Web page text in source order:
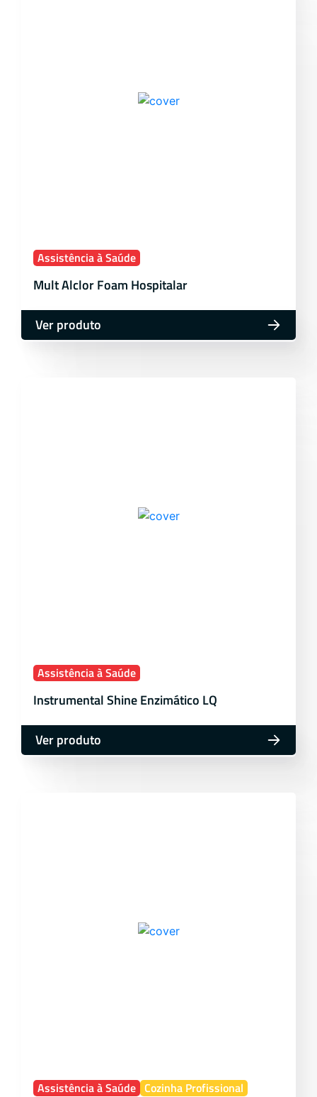
Assistência à Saúde
Mult Alclor Foam Hospitalar
Ver produto
Assistência à Saúde
Instrumental Shine Enzimático LQ
Ver produto
Assistência à Saúde Cozinha Profissional